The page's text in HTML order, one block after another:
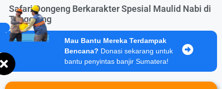
Safari Dongeng Berkarakter Spesial Maulid Nabi di
Tangerang
Mau Bantu Mereka Terdampak
Bencana? Donasi sekarang untuk
bantu penyintas banjir Sumatera!